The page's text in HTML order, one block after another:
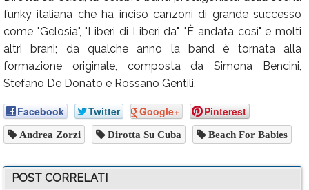
funky italiana che ha inciso canzoni di grande successo
come "Gelosia", "Liberi di Liberi da", "È andata così" e molti
altri brani; da qualche anno la band è tornata alla
formazione originale, composta da Simona Bencini,
Stefano De Donato e Rossano Gentili.
Facebook Twitter Google+ Pinterest
Andrea Zorzi Dirotta Su Cuba Beach For Babies
POST CORRELATI